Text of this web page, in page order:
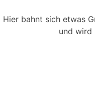
Hier bahnt sich etwas
und wird